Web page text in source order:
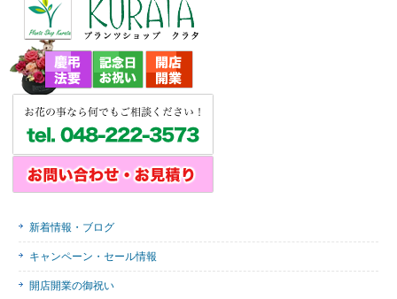
新着情報・ブログ
キャンペーン・セール情報
開店開業の御祝い